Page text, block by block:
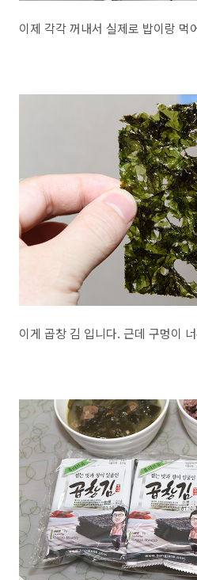
이제 각각 꺼내서 실제로 밥이랑 먹
이게 곱창 김 입니다. 근데 구멍이